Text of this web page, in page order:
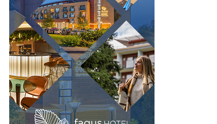
În același timp, organizarea compactă permite
amplasarea mai multor corpuri de mobilier fără ca
încăperea să devină aglomerată. Astfel, confortul
utilizatorilor este menținut chiar și în perioadele cu
trafic intens.
Prin valorificarea eficientă a spațiului disponibil,
vestiarele tip NEST contribuie la amenajarea unor zone
de echipare funcționale și bine organizate.